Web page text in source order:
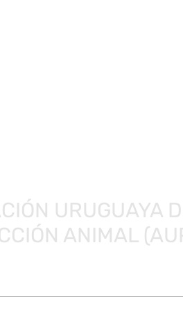
URUGUAYA
ANIMAL